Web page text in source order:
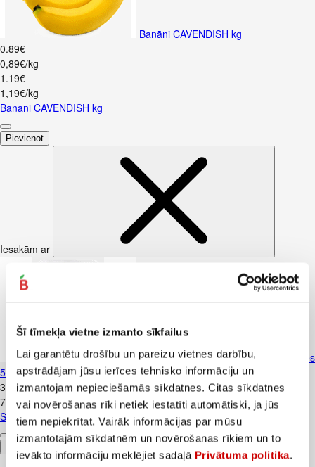
Šī tīmekļa vietne izmanto sīkfailus
Lai garantētu drošību un pareizu vietnes darbību,
apstrādājam jūsu ierīces tehnisko informāciju un
izmantojam nepieciešamās sīkdatnes. Citas sīkdatnes
vai novērošanas rīki netiek iestatīti automātiski, ja jūs
tiem nepiekrītat. Vairāk informācijas par mūsu
izmantotajām sīkdatnēm un novērošanas rīkiem un to
ievākto informāciju meklējiet sadaļā Privātuma politika.
Banāni CAVENDISH kg
0.89€
0,89€/kg
1 .19€
1,19€/kg
Banāni CAVENDISH kg
Pievienot
Iesakām ar
Siers Gouda FARM MILK 45% šķēlēs
500g
3
99€
7,98€/kg
Siers Gouda FARM MILK 45% šķēlēs 500g